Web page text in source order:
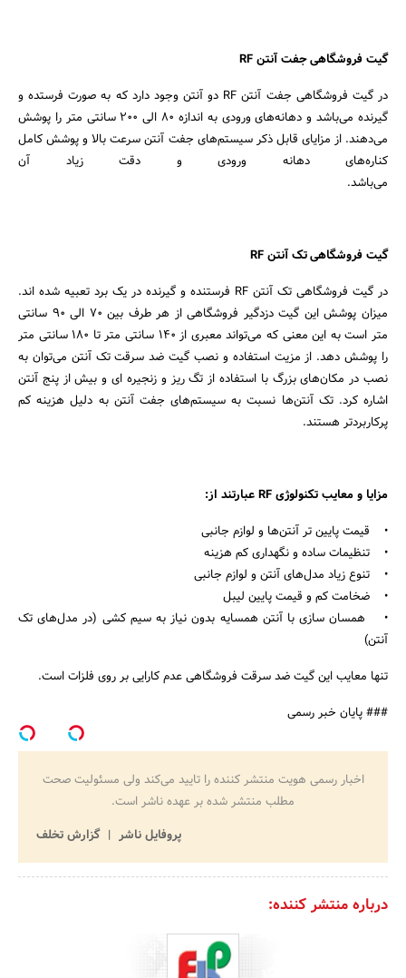
گیت فروشگاهی جفت آنتن RF
در گیت فروشگاهی جفت آنتن RF دو آنتن وجود دارد که به صورت فرستده و
گیرنده می‌باشد و دهانه‌های ورودی به اندازه 80 الی 200 سانتی متر را پوشش
می‌دهند. از مزایای قابل ذکر سیستم‌های جفت آنتن سرعت بالا و پوشش کامل
کناره‌های دهانه ورودی و دقت زیاد آن
می‌باشد.
گیت فروشگاهی تک آنتن RF
در گیت فروشگاهی تک آنتن RF فرستنده و گیرنده در یک برد تعبیه شده اند.
میزان پوشش این گیت دزدگیر فروشگاهی از هر طرف بین 70 الی 90 سانتی
متر است به این معنی که می‌تواند معبری از 140 سانتی متر تا 180 سانتی متر
را پوشش دهد. از مزیت استفاده و نصب گیت ضد سرقت تک آنتن می‌توان به
نصب در مکان‌های بزرگ با استفاده از تگ ریز و زنجیره ای و بیش از پنج آنتن
اشاره کرد. تک آنتن‌ها نسبت به سیستم‌های جفت آنتن به دلیل هزینه کم
پرکاربردتر هستند.
مزایا و معایب تکنولوژی RF عبارتند از:
• قیمت پایین تر آنتن‌ها و لوازم جانبی
• تنظیمات ساده و نگهداری کم هزینه
• تنوع زیاد مدل‌های آنتن و لوازم جانبی
• ضخامت کم و قیمت پایین لیبل
• همسان سازی با آنتن همسایه بدون نیاز به سیم کشی (در مدل‌های تک
آنتن)
تنها معایب این گیت ضد سرقت فروشگاهی عدم کارایی بر روی فلزات است.
### پایان خبر رسمی
اخبار رسمی هویت منتشر کننده را تایید می‌کند ولی مسئولیت صحت
مطلب منتشر شده بر عهده ناشر است.
پروفایل ناشر
گزارش تخلف
درباره منتشر کننده: